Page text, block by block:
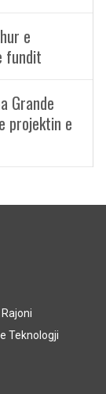
e
fundit
Grande
projektin e
Teknologji